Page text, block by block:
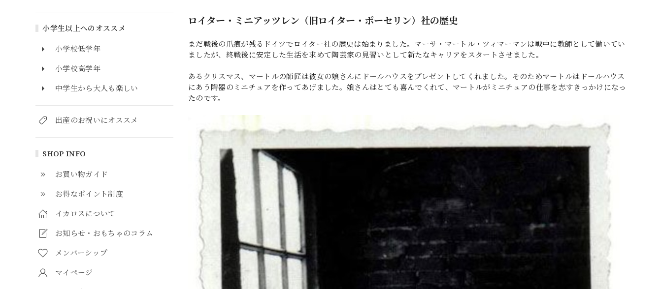
小学生以上へのオススメ
小学校低学年
小学校高学年
中学生から大人も楽しい
出産のお祝いにオススメ
SHOP INFO
お買い物ガイド
お得なポイント制度
イカロスについて
お知らせ・おもちゃのコラム
メンバーシップ
マイページ
ロイター・ミニアッツレン（旧ロイター・ポーセリン）社の歴史
まだ戦後の爪痕が残るドイツでロイター社の歴史は始まりました。マーサ・マートル・ツィマーマンは戦中に教師として働いてい
ましたが、終戦後に安定した生活を求めて陶芸家の見習いとして新たなキャリアをスタートさせました。
あるクリスマス、マートルの師匠は彼女の娘さんにドールハウスをプレゼントしてくれました。そのためマートルはドールハウス
にあう陶器のミニチュアを作ってあげました。娘さんはとても喜んでくれて、マートルがミニチュアの仕事を志すきっかけになっ
たのです。